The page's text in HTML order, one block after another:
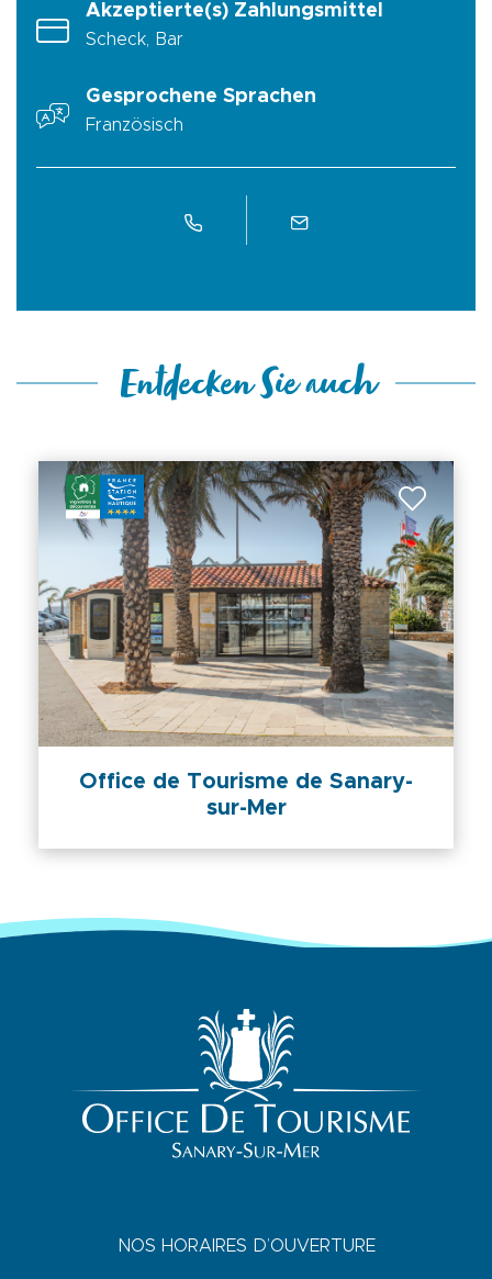
Akzeptierte(s) Zahlungsmittel
Scheck, Bar
Gesprochene Sprachen
Französisch
Entdecken Sie auch
Office de Tourisme de Sanary-
sur-Mer
NOS HORAIRES D’OUVERTURE